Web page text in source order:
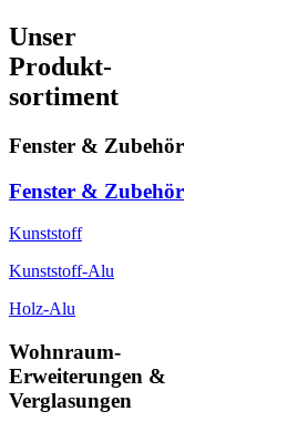
Unser
Produkt-
sortiment
Fenster & Zubehör
Fenster & Zubehör
Kunststoff
Kunststoff-Alu
Holz-Alu
Wohnraum-
Erweiterungen &
Verglasungen